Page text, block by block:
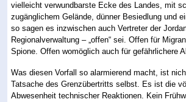
vielleicht verwundbarste Ecke des Landes, mit
zugänglichem Gelände, dünner Besiedlung und
so sagen es inzwischen auch Vertreter der
Regionalverwaltung – „offen“ sei. Offen für
Spione. Offen womöglich auch für gefährlichere
Was diesen Vorfall so alarmierend macht, ist
Tatsache des Grenzübertritts selbst. Es ist die
Abwesenheit technischer Reaktionen. Kein